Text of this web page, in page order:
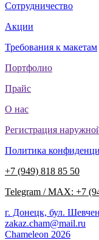
Сотрудничество
Акции
Требования к макетам
Портфолио
Прайс
О нас
Регистрация
Политика
+7 (949) 818 85 50
Telegram / MAX: +7
г. Донецк, бул.
zakaz.cham@mail.ru
Chameleon 2026